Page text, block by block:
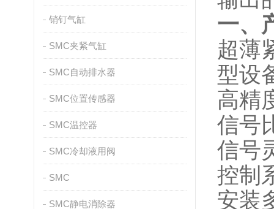
销钉气缸
SMC夹紧气缸
SMC自动排水器
SMC位置传感器
SMC温控器
SMC冷却液用阀
SMC
SMC静电消除器
一、
超薄
型设
高精
信号
信号
控制
安装